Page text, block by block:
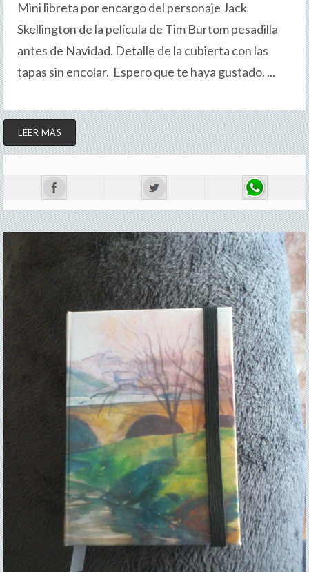
Mini libreta por encargo del personaje Jack
Skellington de la película de Tim Burtom pesadilla
antes de Navidad. Detalle de la cubierta con las
tapas sin encolar. Espero que te haya gustado. ...
LEER MÁS